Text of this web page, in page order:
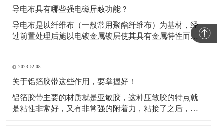
导电布具有哪些强电磁屏蔽功能？
导电布是以纤维布（一般常用聚酯纤维布）为基材，经
过前置处理后施以电镀金属镀层使其具有金属特性而成
多人都不知道。所以，这种材料到底是如何屏蔽电磁信
号的呢？​A.影响屏蔽性的因素及工艺在电磁信号的屏蔽
过程中，
2023-02-08
关于铝箔胶带这些作用，要掌握好！
铝箔胶带主要的材质就是亚敏胶，这种压敏胶的特点就
是粘性非常好，又有非常强的附着力，粘接了之后，能